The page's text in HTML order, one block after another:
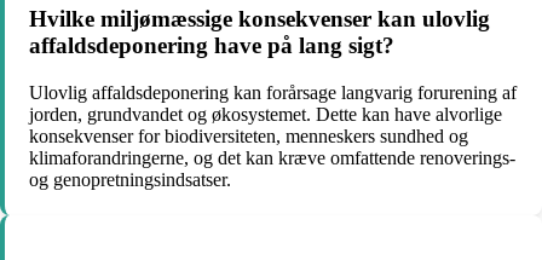
Hvilke miljømæssige konsekvenser kan ulovlig
affaldsdeponering have på lang sigt?
Ulovlig affaldsdeponering kan forårsage langvarig forurening af
jorden, grundvandet og økosystemet. Dette kan have alvorlige
konsekvenser for biodiversiteten, menneskers sundhed og
klimaforandringerne, og det kan kræve omfattende renoverings-
og genopretningsindsatser.